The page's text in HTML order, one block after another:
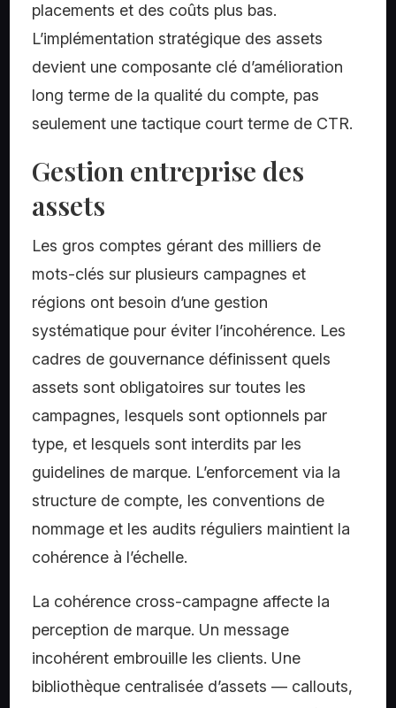
placements et des coûts plus bas.
L’implémentation stratégique des assets
devient une composante clé d’amélioration
long terme de la qualité du compte, pas
seulement une tactique court terme de CTR.
Gestion entreprise des
assets
Les gros comptes gérant des milliers de
mots-clés sur plusieurs campagnes et
régions ont besoin d’une gestion
systématique pour éviter l’incohérence. Les
cadres de gouvernance définissent quels
assets sont obligatoires sur toutes les
campagnes, lesquels sont optionnels par
type, et lesquels sont interdits par les
guidelines de marque. L’enforcement via la
structure de compte, les conventions de
nommage et les audits réguliers maintient la
cohérence à l’échelle.
La cohérence cross-campagne affecte la
perception de marque. Un message
incohérent embrouille les clients. Une
bibliothèque centralisée d’assets — callouts,